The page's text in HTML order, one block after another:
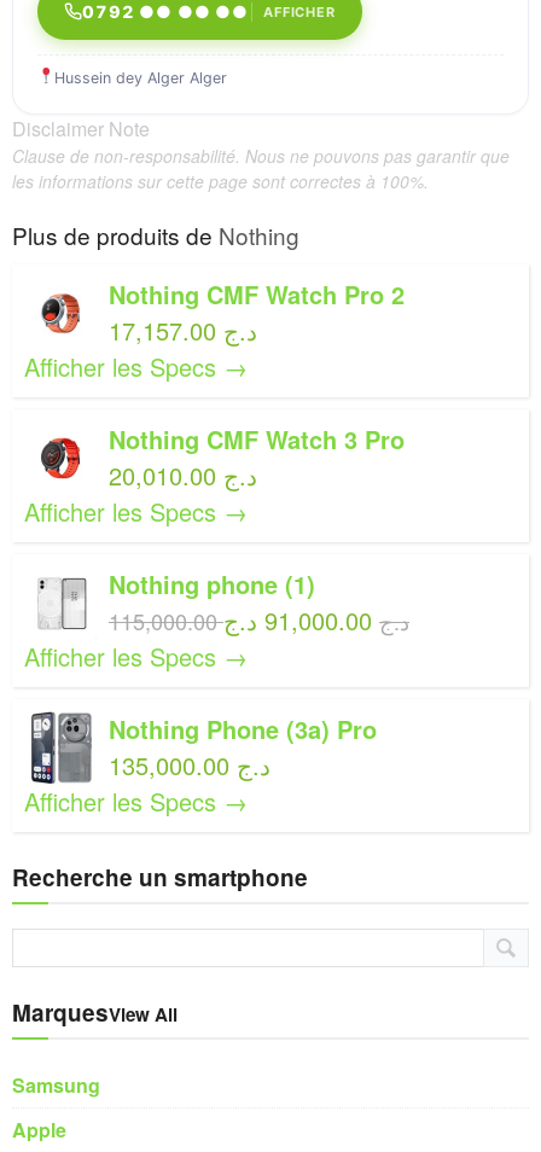
0792 ●● ●● ●● AFFICHER
Hussein dey Alger Alger
Disclaimer Note
Clause de non-responsabilité. Nous ne pouvons pas garantir que
les informations sur cette page sont correctes à 100%.
Plus de produits de Nothing
Nothing CMF Watch Pro 2
17,157.00 د.ج
Afficher les Specs →
Nothing CMF Watch 3 Pro
20,010.00 د.ج
Afficher les Specs →
Nothing phone (1)
115,000.00 د.ج
Afficher les Specs →
Nothing Phone (3a) Pro
135,000.00 د.ج
Afficher les Specs →
Recherche un smartphone
MarquesView All
Samsung
Apple